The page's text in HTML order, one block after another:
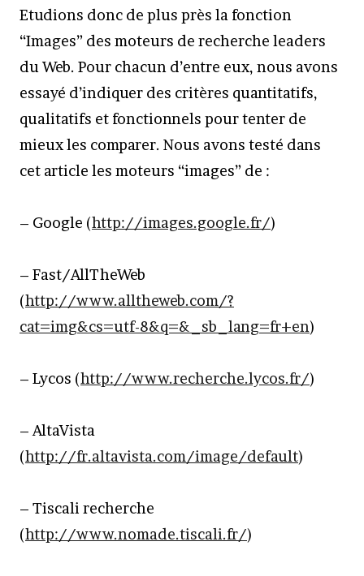
Etudions donc de plus près la fonction
“Images” des moteurs de recherche leaders
du Web. Pour chacun d’entre eux, nous avons
essayé d’indiquer des critères quantitatifs,
qualitatifs et fonctionnels pour tenter de
mieux les comparer. Nous avons testé dans
cet article les moteurs “images” de :
– Google (http://images.google.fr/)
– Fast/AllTheWeb
(http://www.alltheweb.com/?
cat=img&cs=utf-8&q=&_sb_lang=fr+en)
– Lycos (http://www.recherche.lycos.fr/)
– AltaVista
(http://fr.altavista.com/image/default)
– Tiscali recherche
(http://www.nomade.tiscali.fr/)